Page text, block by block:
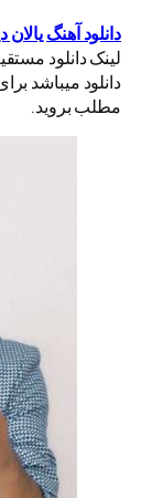
دانلود آهنگ یالان
لینک دانلود مستقیم از
دانلود میباشد برای
مطلب بروید.